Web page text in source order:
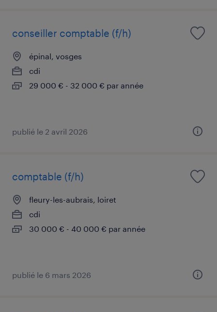
conseiller comptable (f/h)
épinal, vosges
cdi
29 000 € - 32 000 € par année
publié le 2 avril 2026
comptable (f/h)
fleury-les-aubrais, loiret
cdi
30 000 € - 40 000 € par année
publié le 6 mars 2026